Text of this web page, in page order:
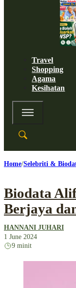
Travel
Shopping
Agama
Kesihatan
Home Selebriti &
Biodata
Berjaya
HANNANI JUHARI
1 June 2024
9 minit